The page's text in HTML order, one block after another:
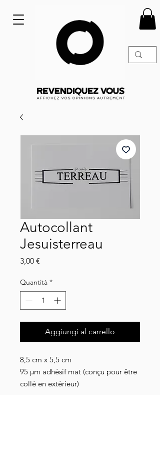
Autocollant
Jesuisterreau
3,00 €
Quantità *
Aggiungi al carrello
8,5 cm x 5,5 cm
95 µm adhésif mat (conçu pour être
collé en extérieur)